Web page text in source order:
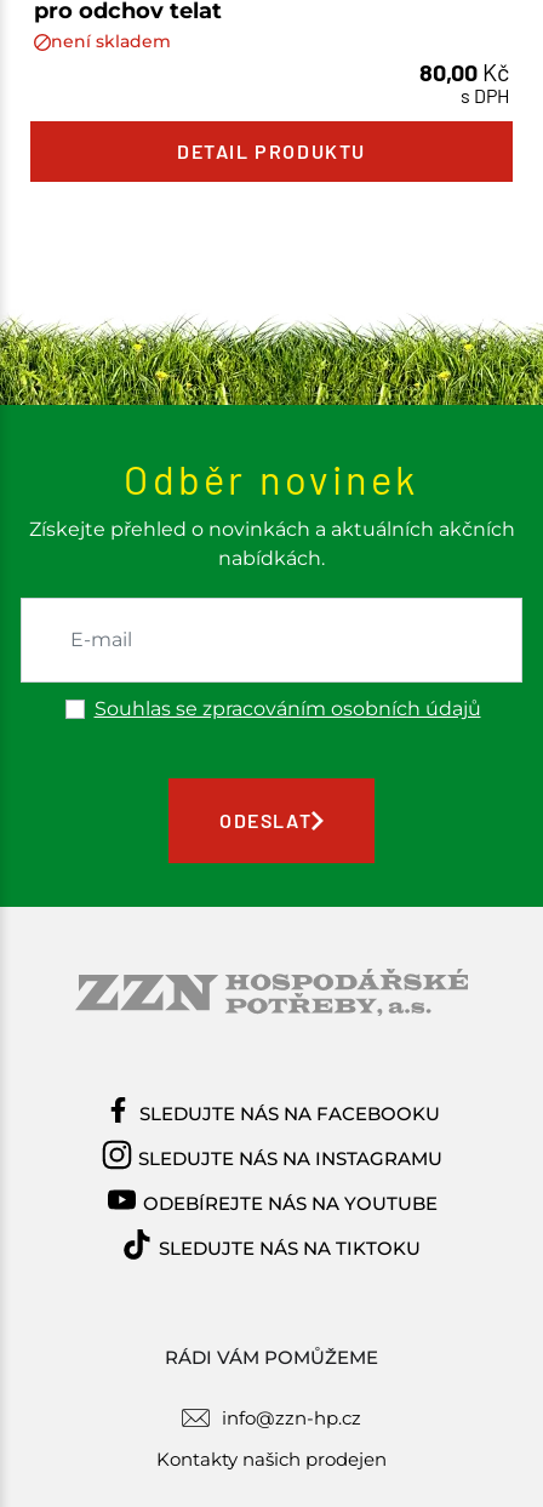
pro odchov telat
není skladem
80,00 Kč
s DPH
DETAIL PRODUKTU
Odběr novinek
Získejte přehled o novinkách a aktuálních akčních
nabídkách.
Souhlas se zpracováním osobních údajů
ODESLAT
RÁDI VÁM POMŮŽEME
info@zzn-hp.cz
Kontakty našich prodejen
SLEDUJTE NÁS NA FACEBOOKU
SLEDUJTE NÁS NA INSTAGRAMU
ODEBÍREJTE NÁS NA YOUTUBE
SLEDUJTE NÁS NA TIKTOKU